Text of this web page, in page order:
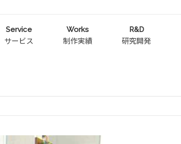
Service
サービス
Works
制作実績
R&D
研究開発